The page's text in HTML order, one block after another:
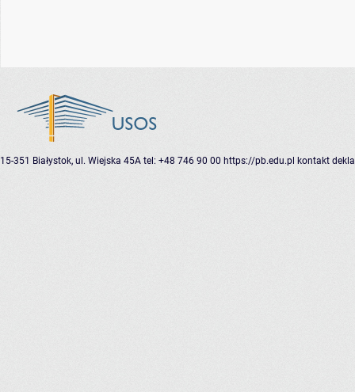
15-351 Białystok, ul. Wiejska 45A tel: +48 746 90 00 https://pb.edu.pl kontakt